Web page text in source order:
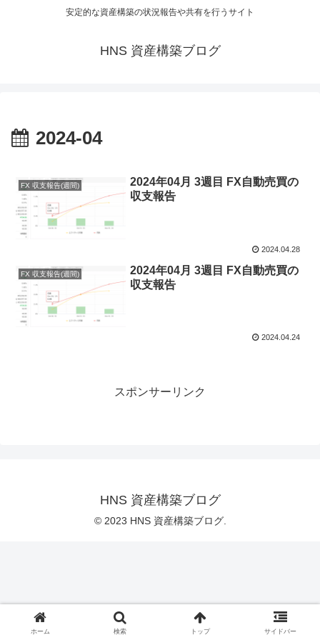
安定的な資産構築の状況報告や共有を行うサイト
HNS 資産構築ブログ
2024-04
FX 収支報告(週間)
2024年04月 3週目 FX自動売買の
収支報告
2024.04.28
FX 収支報告(週間)
2024年04月 3週目 FX自動売買の
収支報告
2024.04.24
スポンサーリンク
HNS 資産構築ブログ
© 2023 HNS 資産構築ブログ.
ホーム 検索 トップ サイドバー